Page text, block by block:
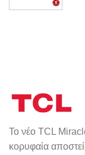
Το νέο TCL
κορυφαία